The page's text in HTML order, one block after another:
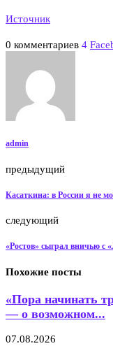
Источник
0 комментариев 4
admin
предыдущий
Касаткина: в России я не
следующий
«Ростов» сыграл вничью с
Похожие посты
«Пора начинать
— о возможном...
07.08.2026